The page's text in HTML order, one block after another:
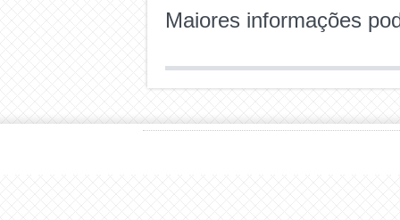
Maiores informações